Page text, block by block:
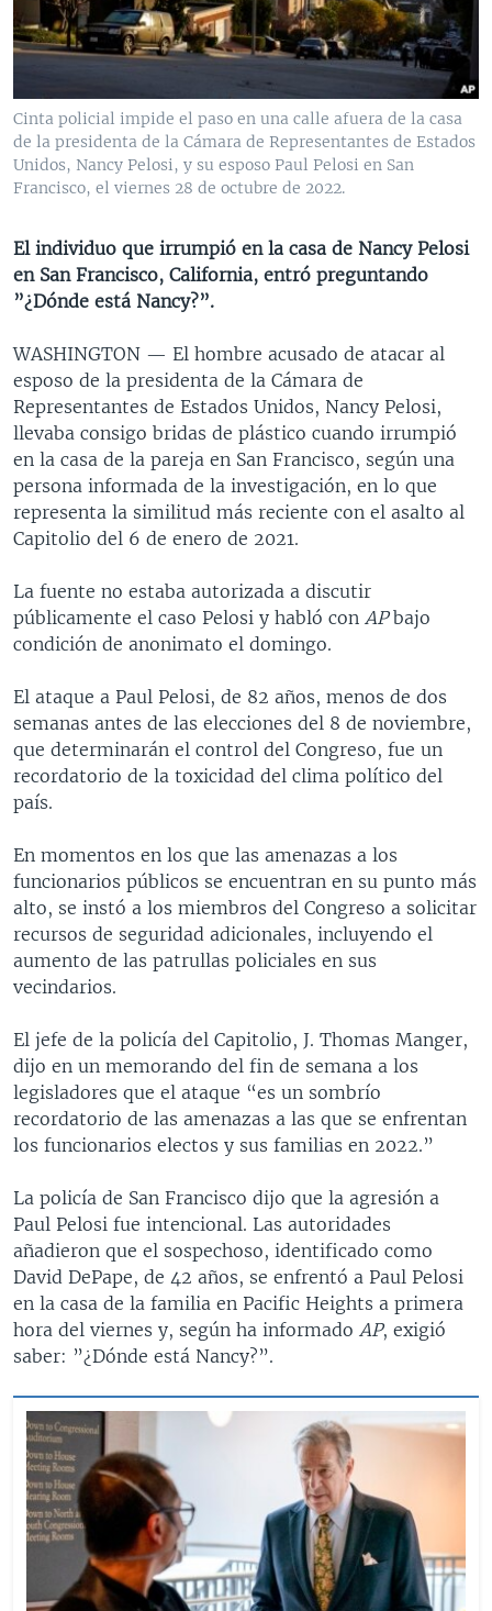
VENEZUELA
BRASIL
NICARAGUA
ECONOMÍA
ENTRETENIMIENTO Y CULTURA
TECNOLOGÍA
DEPORTES
CIENCIA Y SALUD
MULTIMEDIA
VIDEOS
FOTOGRAFÍA
AUDIOS
PROGRAMAS TV
EL MUNDO AL DÍA
FORO INTERAMERICANO
VISIÓN 360
PANORAMA
RADIO
AVANCE INFORMATIVO
AUDIONOTICIAS
ESTADOS UNIDOS AL DÍA
EL MUNDO AL DÍA [RADIO]
DEPORTIVO INTERNACIONAL
NOTA ECONÓMICA
ENTRETENIMIENTO
DIRECT
DOCUMENTALES DE LA VOA
SÍGANOS
Idiomas
Cinta policial impide el paso en una calle afuera de la casa
de la presidenta de la Cámara de Representantes de Estados
Unidos, Nancy Pelosi, y su esposo Paul Pelosi en San
Francisco, el viernes 28 de octubre de 2022.
El individuo que irrumpió en la casa de Nancy Pelosi
en San Francisco, California, entró preguntando
”¿Dónde está Nancy?”.
WASHINGTON — El hombre acusado de atacar al
esposo de la presidenta de la Cámara de
Representantes de Estados Unidos, Nancy Pelosi,
llevaba consigo bridas de plástico cuando irrumpió
en la casa de la pareja en San Francisco, según una
persona informada de la investigación, en lo que
representa la similitud más reciente con el asalto al
Capitolio del 6 de enero de 2021.
La fuente no estaba autorizada a discutir
públicamente el caso Pelosi y habló con APbajo
condición de anonimato el domingo.
El ataque a Paul Pelosi, de 82 años, menos de dos
semanas antes de las elecciones del 8 de noviembre,
que determinarán el control del Congreso, fue un
recordatorio de la toxicidad del clima político del
país.
En momentos en los que las amenazas a los
funcionarios públicos se encuentran en su punto más
alto, se instó a los miembros del Congreso a solicitar
recursos de seguridad adicionales, incluyendo el
aumento de las patrullas policiales en sus
vecindarios.
El jefe de la policía del Capitolio, J. Thomas Manger,
dijo en un memorando del fin de semana a los
legisladores que el ataque “es un sombrío
recordatorio de las amenazas a las que se enfrentan
los funcionarios electos y sus familias en 2022.”
La policía de San Francisco dijo que la agresión a
Paul Pelosi fue intencional. Las autoridades
añadieron que el sospechoso, identificado como
David DePape, de 42 años, se enfrentó a Paul Pelosi
en la casa de la familia en Pacific Heights a primera
hora del viernes y, según ha informado AP, exigió
saber: ”¿Dónde está Nancy?”.